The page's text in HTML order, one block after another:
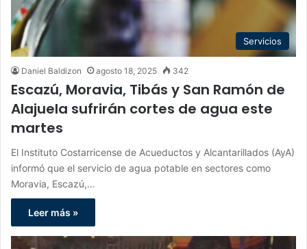
Servicios
Daniel Baldizon agosto 18, 2025 342
Escazú, Moravia, Tibás y San Ramón de
Alajuela sufrirán cortes de agua este
martes
El Instituto Costarricense de Acueductos y Alcantarillados (AyA)
informó que el servicio de agua potable en sectores como
Moravia, Escazú,…
Leer más »